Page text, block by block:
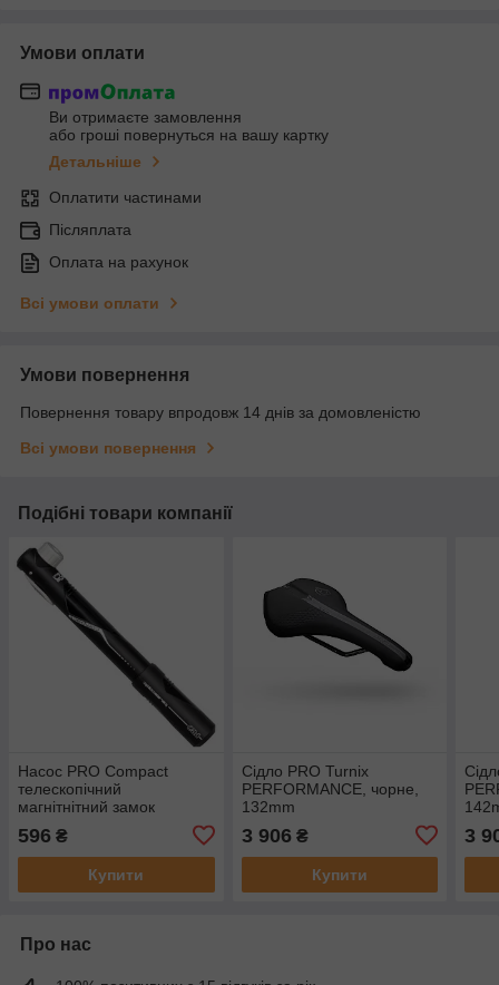
Умови оплати
Ви отримаєте замовлення
або гроші повернуться на вашу картку
Детальніше
Оплатити частинами
Післяплата
Оплата на рахунок
Всі умови оплати
Умови повернення
Повернення товару впродовж 14 днів за домовленістю
Всі умови повернення
Подібні товари компанії
Насос PRO Compact
телескопічний
магнітнітний замок
596 ₴
Купити
Сідло PRO Turnix
PERFORMANCE, чорне,
132mm
3 906 ₴
Купити
3
Про нас